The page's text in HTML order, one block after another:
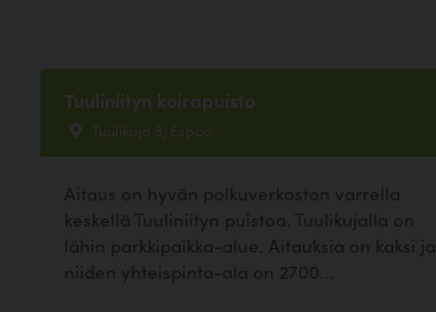
Tuuliniityn koirapuisto
Tuulikuja 3, Espoo
Aitaus on hyvän polkuverkoston varrella
keskellä Tuuliniityn puistoa. Tuulikujalla on
lähin parkkipaikka-alue. Aitauksia on kaksi ja
niiden yhteispinta-ala on 2700...